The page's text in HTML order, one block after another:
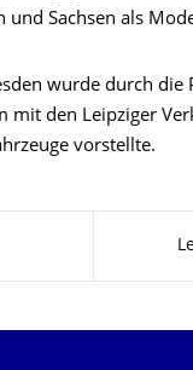
und Sachsen als
wurde durch
mit den Leipziger
vorstellte.